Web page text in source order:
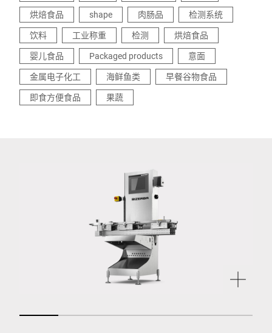
烘焙食品
shape 肉肠品
检测系统
饮料
工业称重 检测
烘焙食品
婴儿食品
Packaged products
意面
金属电子化工
海鲜鱼类
早餐谷物食品
即食方便食品
果蔬